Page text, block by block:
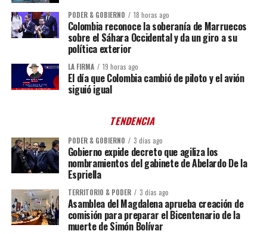
PODER & GOBIERNO 18 horas ago
Colombia reconoce la soberanía de Marruecos
sobre el Sáhara Occidental y da un giro a su
política exterior
LA FIRMA 19 horas ago
El día que Colombia cambió de piloto y el avión
siguió igual
TENDENCIA
PODER & GOBIERNO 3 días ago
Gobierno expide decreto que agiliza los
nombramientos del gabinete de Abelardo De la
Espriella
TERRITORIO & PODER 3 días ago
Asamblea del Magdalena aprueba creación de
comisión para preparar el Bicentenario de la
muerte de Simón Bolívar